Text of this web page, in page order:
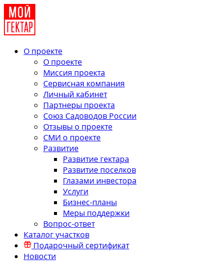
О проекте
О проекте
Миссия проекта
Сервисная компания
Личный кабинет
Партнеры проекта
Союз Садоводов России
Отзывы о проекте
СМИ о проекте
Развитие
Развитие гектара
Развитие поселков
Глазами инвестора
Услуги
Бизнес-планы
Меры поддержки
Вопрос-ответ
Каталог участков
Подарочный сертификат
Новости